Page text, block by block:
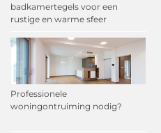
badkamertegels voor een
rustige en warme sfeer
Professionele
woningontruiming nodig?